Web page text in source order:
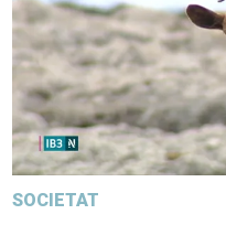
SOCIETAT